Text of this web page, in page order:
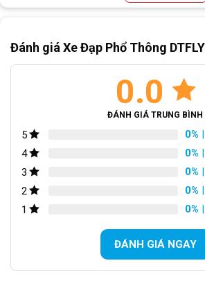
Đặc Điểm Nổi Bật Của Xe Đạp Phổ Thông
Khung sườn hợp kim thép chắc chắn
Phuộc thép cứng cáp
Hệ thống phanh nhanh nhạy
Bánh xe 26 Inch bám đường chắc chắn
Kết Luận
lợi. Trang bị chiếc chuông tay mới lạ, chỉ
thời gian sử dụng xe đạp. Thiết kế giỏ
trong việc đem theo đồ đạc mỗi khi sử
Ghi đông cùng giỏ xe tiện
Đánh giá Xe Đạp Phổ Thông
0.0
ĐÁNH GIÁ TRUNG BÌNH
5 0%
4
0%
3
0%
2
0%
1
0%
ĐÁNH GIÁ NGAY